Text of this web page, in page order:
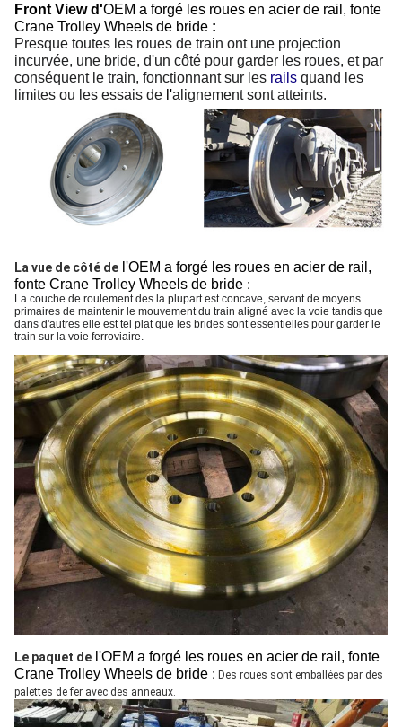
Front View d'OEM a forgé les roues en acier de rail, fonte
Crane Trolley Wheels de bride :
Presque toutes les roues de train ont une projection
incurvée, une bride, d'un côté pour garder les roues, et par
conséquent le train, fonctionnant sur les rails quand les
limites ou les essais de l'alignement sont atteints.
La vue de côté de l'OEM a forgé les roues en acier de rail,
fonte Crane Trolley Wheels de bride :
La couche de roulement des la plupart est concave, servant de moyens
primaires de maintenir le mouvement du train aligné avec la voie tandis que
dans d'autres elle est tel plat que les brides sont essentielles pour garder le
train sur la voie ferroviaire.
Le paquet de l'OEM a forgé les roues en acier de rail, fonte
Crane Trolley Wheels de bride : Des roues sont emballées par des
palettes de fer avec des anneaux.